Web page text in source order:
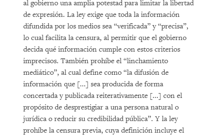
al gobierno una amplia potestad para limitar la libertad
de expresión. La ley exige que toda la información
difundida por los medios sea “verificada” y “precisa”,
lo cual facilita la censura, al permitir que el gobierno
decida qué información cumple con estos criterios
imprecisos. También prohíbe el “linchamiento
mediático”, al cual define como “la difusión de
información que [...] sea producida de forma
concertada y publicada reiterativamente [...] con el
propósito de desprestigiar a una persona natural o
jurídica o reducir su credibilidad pública”. Y la ley
prohíbe la censura previa, cuya definición incluye el